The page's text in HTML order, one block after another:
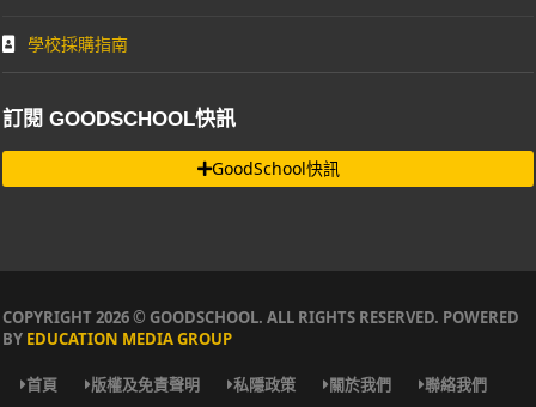
學校採購指南
訂閱 GOODSCHOOL快訊
GoodSchool快訊
COPYRIGHT 2026 © GOODSCHOOL. ALL RIGHTS RESERVED. POWERED
BY EDUCATION MEDIA GROUP
首頁 版權及免責聲明 私隱政策 關於我們 聯絡我們